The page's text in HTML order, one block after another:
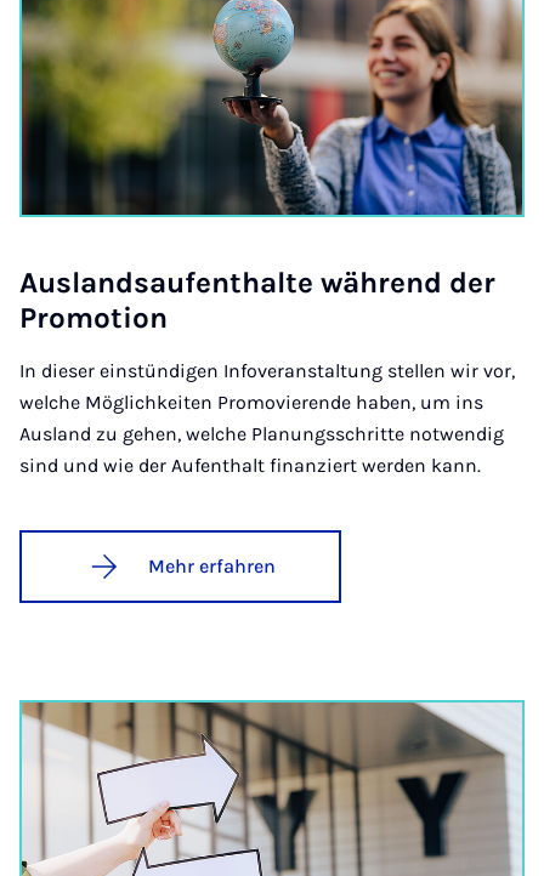
Aus­lands­auf­ent­hal­te wäh­rend der
Pro­mo­ti­on
In dieser einstündigen Infoveranstaltung stellen wir vor,
welche Möglichkeiten Promovierende haben, um ins
Ausland zu gehen, welche Planungsschritte notwendig
sind und wie der Aufenthalt finanziert werden kann.
Mehr erfahren